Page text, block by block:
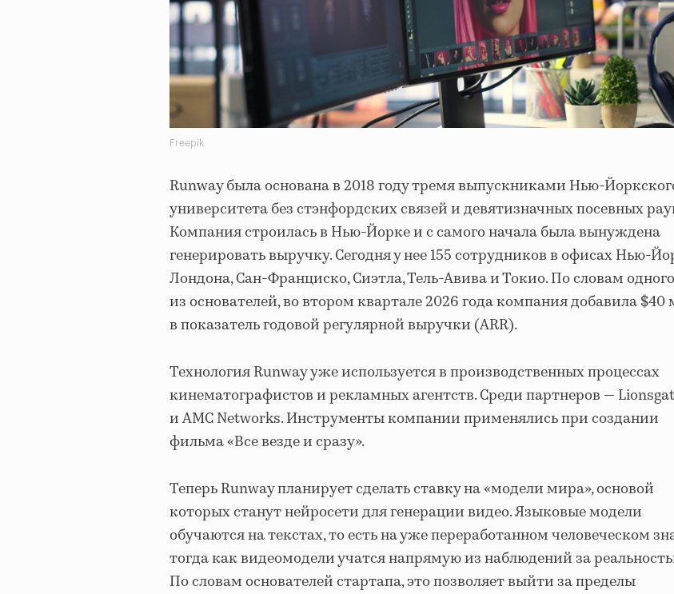
Freepik
Runway была основана в 2018 году тремя выпускниками Нью-
университета без стэнфордских связей и девятизначных посевных
Компания строилась в Нью-Йорке и с самого начала была вынуждена
генерировать выручку. Сегодня у нее 155 сотрудников в офисах Нью-
Лондона, Сан-Франциско, Сиэтла, Тель-Авива и Токио. По словам одного
из основателей, во втором квартале 2026 года компания добавила $40
в показатель годовой регулярной выручки (ARR).
Технология Runway уже используется в производственных процессах
кинематографистов и рекламных агентств. Среди партнеров —
и AMC Networks. Инструменты компании применялись при создании
фильма «Все везде и сразу».
Теперь Runway планирует сделать ставку на «модели мира», основой
которых станут нейросети для генерации видео. Языковые модели
обучаются на текстах, то есть на уже переработанном человеческом
тогда как видеомодели учатся напрямую из наблюдений за
По словам основателей стартапа, это позволяет выйти за пределы